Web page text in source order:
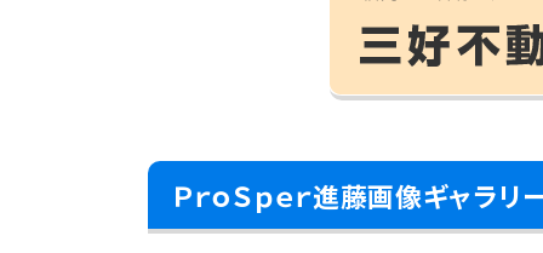
ＰｒｏＳｐｅｒ進藤画像ギャラリ